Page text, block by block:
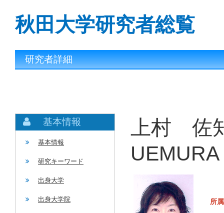
秋田大学研究者総覧
研究者詳細
基本情報
基本情報
研究キーワード
出身大学
出身大学院
上村 佐
所属